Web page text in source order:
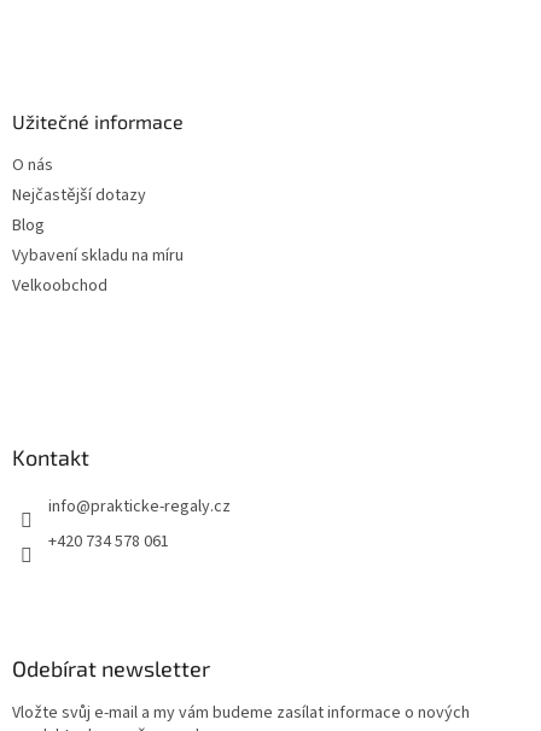
Užitečné informace
O nás
Nejčastější dotazy
Blog
Vybavení skladu na míru
Velkoobchod
Kontakt
info@prakticke-regaly.cz
+420 734 578 061
Odebírat newsletter
Vložte svůj e-mail a my vám budeme zasílat informace o nových